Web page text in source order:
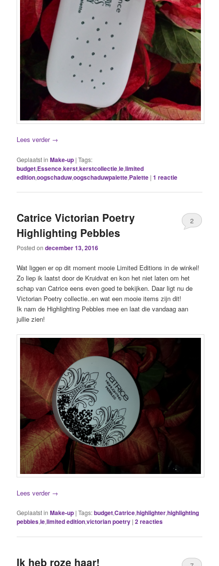
Lees verder →
Geplaatst in Make-up |Tags:
budget,Essence,kerst,kerstcollectie,le,limited
edition,oogschaduw,oogschaduwpalette,Palette |1 reactie
Catrice Victorian Poetry
Highlighting Pebbles
Posted ondecember 13, 2016
2
Wat liggen er op dit moment mooie Limited Editions in de winkel!
Zo liep ik laatst door de Kruidvat en kon het niet laten om het
schap van Catrice eens even goed te bekijken. Daar ligt nu de
Victorian Poetry collectie..en wat een mooie items zijn dit!
Ik nam de Highlighting Pebbles mee en laat die vandaag aan
jullie zien!
Lees verder →
Geplaatst in Make-up |Tags:budget,Catrice,highlighter,highlighting
pebbles,le,limited edition,victorian poetry |2reacties
Ik heb roze haar!